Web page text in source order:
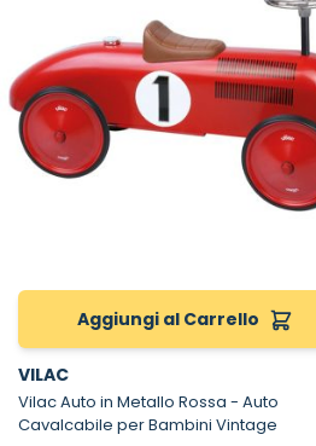
Aggiungi al Carrello
VILAC
Vilac Auto in Metallo Rossa - Auto
Cavalcabile per Bambini Vintage